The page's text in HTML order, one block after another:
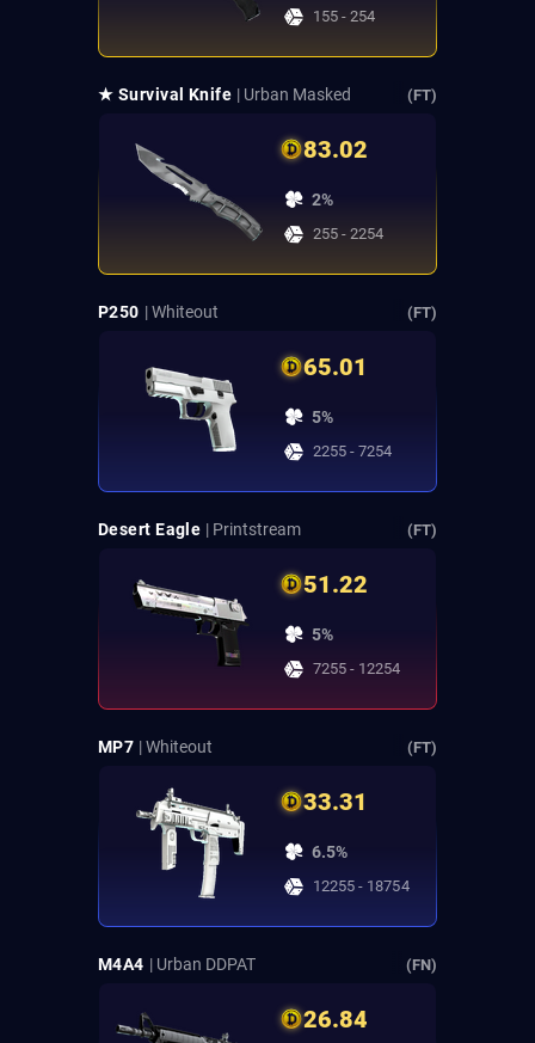
155 - 254
★ Survival Knife | Urban Masked (FT)
83.02
2%
255 - 2254
P250 | Whiteout (FT)
65.01
5%
2255 - 7254
Desert Eagle | Printstream (FT)
51.22
5%
7255 - 12254
MP7 | Whiteout (FT)
33.31
6.5%
12255 - 18754
M4A4 | Urban DDPAT (FN)
26.84